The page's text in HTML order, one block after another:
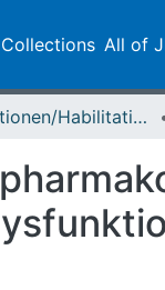
All of
Dissertationen/Habilitationen